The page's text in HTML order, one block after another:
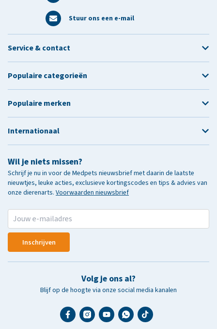
Stuur ons een e-mail
Wil je niets missen?
Schrijf je nu in voor de Medpets nieuwsbrief met daarin de laatste
nieuwtjes, leuke acties, exclusieve kortingscodes en tips & advies van
onze dierenarts. Voorwaarden nieuwsbrief
Inschrijven
Volg je ons al?
Blijf op de hoogte via onze social media kanalen
Service & contact
Populaire categorieën
Populaire merken
Internationaal